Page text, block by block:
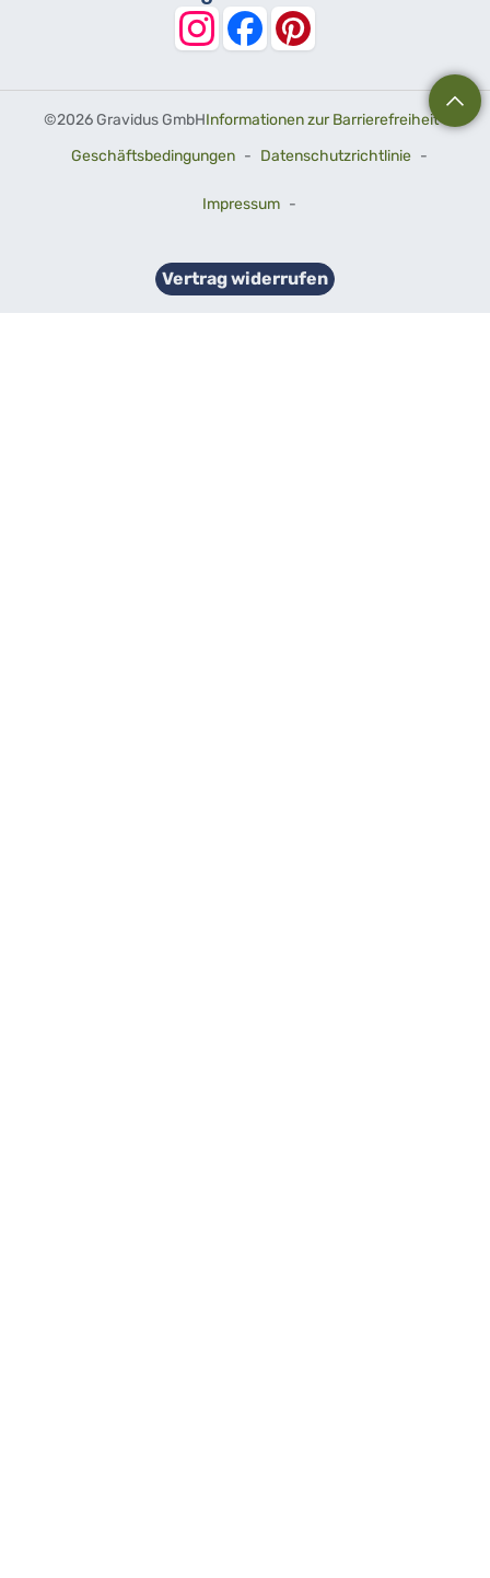
©2026 Gravidus GmbHInformationen zur Barrierefreiheit-
Geschäftsbedingungen - Datenschutzrichtlinie -
Impressum -
Vertrag widerrufen